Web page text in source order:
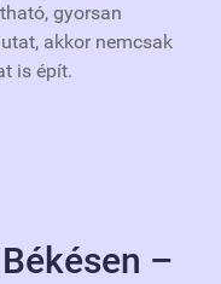
gyorsan
akkor nemcsak
is épít.
–